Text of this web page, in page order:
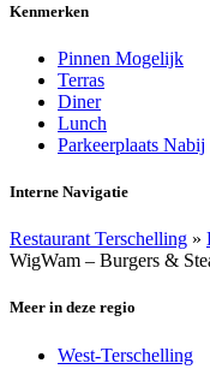
Kenmerken
Pinnen Mogelijk
Terras
Diner
Lunch
Parkeerplaats Nabij
Interne Navigatie
Restaurant Terschelling »
WigWam – Burgers &
Meer in deze regio
West-Terschelling